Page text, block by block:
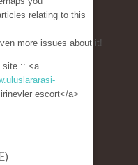
relating to this
more issues about it!
site :: <a
escort</a>
)